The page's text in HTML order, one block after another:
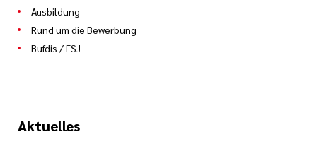
Ausbildung
Rund um die Bewerbung
Bufdis / FSJ
Aktuelles